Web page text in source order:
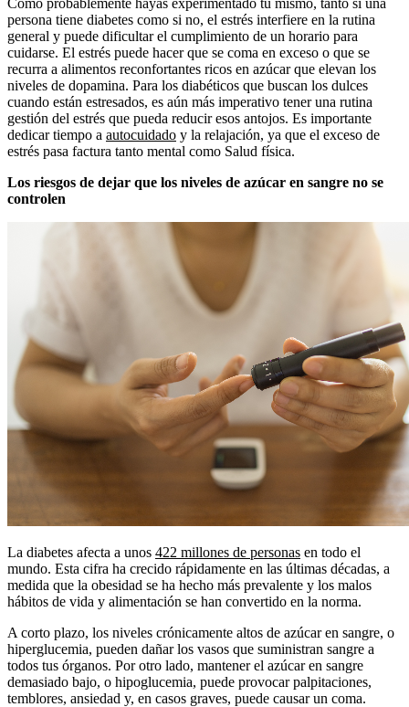
Como probablemente hayas experimentado tú mismo, tanto si una
persona tiene diabetes como si no, el estrés interfiere en la rutina
general y puede dificultar el cumplimiento de un horario para
cuidarse. El estrés puede hacer que se coma en exceso o que se
recurra a alimentos reconfortantes ricos en azúcar que elevan los
niveles de dopamina. Para los diabéticos que buscan los dulces
cuando están estresados, es aún más imperativo tener una rutina
gestión del estrés que pueda reducir esos antojos. Es importante
dedicar tiempo a autocuidado y la relajación, ya que el exceso de
estrés pasa factura tanto mental como Salud física.
Los riesgos de dejar que los niveles de azúcar en sangre no se
controlen
La diabetes afecta a unos 422 millones de personas en todo el
mundo. Esta cifra ha crecido rápidamente en las últimas décadas, a
medida que la obesidad se ha hecho más prevalente y los malos
hábitos de vida y alimentación se han convertido en la norma.
A corto plazo, los niveles crónicamente altos de azúcar en sangre, o
hiperglucemia, pueden dañar los vasos que suministran sangre a
todos tus órganos. Por otro lado, mantener el azúcar en sangre
demasiado bajo, o hipoglucemia, puede provocar palpitaciones,
temblores, ansiedad y, en casos graves, puede causar un coma.